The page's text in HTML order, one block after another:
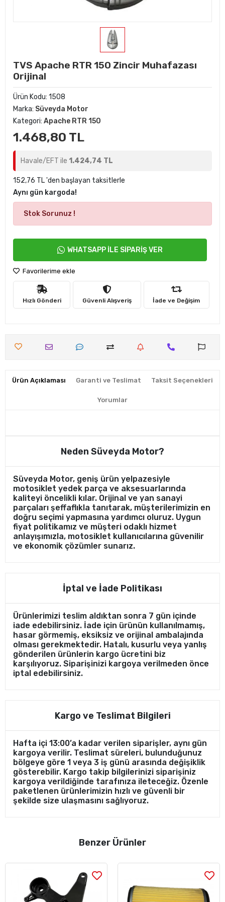
TVS Apache RTR 150 Zincir Muhafazası
Orijinal
Ürün Kodu: 1508
Marka: Süveyda Motor
Kategori: Apache RTR 150
1.468,80 TL
Havale/EFT ile 1.424,74 TL
152,76 TL 'den başlayan taksitlerle
Aynı gün kargoda!
Stok Sorunuz !
WHATSAPP İLE SİPARİŞ VER
Favorilerime ekle
Hızlı Gönderi Güvenli Alışveriş İade ve Değişim
Ürün Açıklaması Garanti ve Teslimat Taksit Seçenekleri
Yorumlar
Neden Süveyda Motor?
Süveyda Motor, geniş ürün yelpazesiyle
motosiklet yedek parça ve aksesuarlarında
kaliteyi öncelikli kılar. Orijinal ve yan sanayi
parçaları şeffaflıkla tanıtarak, müşterilerimizin en
doğru seçimi yapmasına yardımcı oluruz. Uygun
fiyat politikamız ve müşteri odaklı hizmet
anlayışımızla, motosiklet kullanıcılarına güvenilir
ve ekonomik çözümler sunarız.
İptal ve İade Politikası
Ürünlerimizi teslim aldıktan sonra 7 gün içinde
iade edebilirsiniz. İade için ürünün kullanılmamış,
hasar görmemiş, eksiksiz ve orijinal ambalajında
olması gerekmektedir. Hatalı, kusurlu veya yanlış
gönderilen ürünlerin kargo ücretini biz
karşılıyoruz. Siparişinizi kargoya verilmeden önce
iptal edebilirsiniz.
Kargo ve Teslimat Bilgileri
Hafta içi 13:00’a kadar verilen siparişler, aynı gün
kargoya verilir. Teslimat süreleri, bulunduğunuz
bölgeye göre 1 veya 3 iş günü arasında değişiklik
gösterebilir. Kargo takip bilgilerinizi siparişiniz
kargoya verildiğinde tarafınıza ileteceğiz. Özenle
paketlenen ürünlerimizin hızlı ve güvenli bir
şekilde size ulaşmasını sağlıyoruz.
Benzer Ürünler